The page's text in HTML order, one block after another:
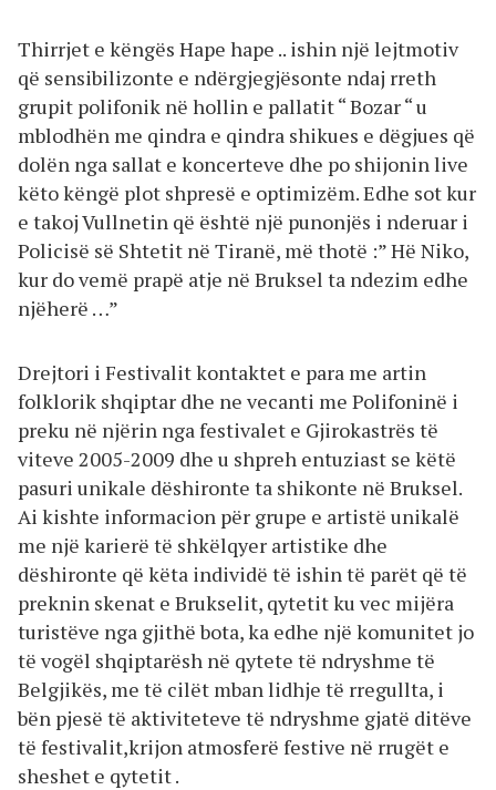
Thirrjet e këngës Hape hape .. ishin një lejtmotiv
që sensibilizonte e ndërgjegjësonte ndaj rreth
grupit polifonik në hollin e pallatit “ Bozar “ u
mblodhën me qindra e qindra shikues e dëgjues që
dolën nga sallat e koncerteve dhe po shijonin live
këto këngë plot shpresë e optimizëm. Edhe sot kur
e takoj Vullnetin që është një punonjës i nderuar i
Policisë së Shtetit në Tiranë, më thotë :” Hë Niko,
kur do vemë prapë atje në Bruksel ta ndezim edhe
njëherë …”
Drejtori i Festivalit kontaktet e para me artin
folklorik shqiptar dhe ne vecanti me Polifoninë i
preku në njërin nga festivalet e Gjirokastrës të
viteve 2005-2009 dhe u shpreh entuziast se këtë
pasuri unikale dëshironte ta shikonte në Bruksel.
Ai kishte informacion për grupe e artistë unikalë
me një karierë të shkëlqyer artistike dhe
dëshironte që këta individë të ishin të parët që të
preknin skenat e Brukselit, qytetit ku vec mijëra
turistëve nga gjithë bota, ka edhe një komunitet jo
të vogël shqiptarësh në qytete të ndryshme të
Belgjikës, me të cilët mban lidhje të rregullta, i
bën pjesë të aktiviteteve të ndryshme gjatë ditëve
të festivalit,krijon atmosferë festive në rrugët e
sheshet e qytetit .